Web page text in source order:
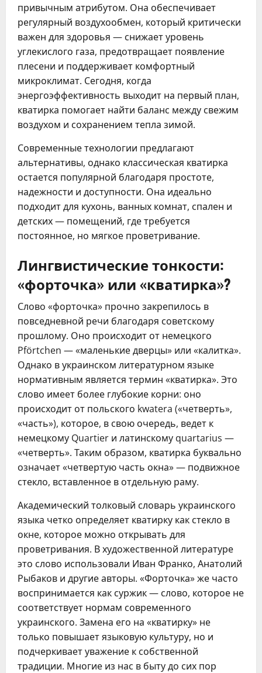
привычным атрибутом. Она обеспечивает
регулярный воздухообмен, который критически
важен для здоровья — снижает уровень
углекислого газа, предотвращает появление
плесени и поддерживает комфортный
микроклимат. Сегодня, когда
энергоэффективность выходит на первый план,
кватирка помогает найти баланс между свежим
воздухом и сохранением тепла зимой.
Современные технологии предлагают
альтернативы, однако классическая кватирка
остается популярной благодаря простоте,
надежности и доступности. Она идеально
подходит для кухонь, ванных комнат, спален и
детских — помещений, где требуется
постоянное, но мягкое проветривание.
Лингвистические тонкости:
«форточка» или «кватирка»?
Слово «форточка» прочно закрепилось в
повседневной речи благодаря советскому
прошлому. Оно происходит от немецкого
Pförtchen — «маленькие дверцы» или «калитка».
Однако в украинском литературном языке
нормативным является термин «кватирка». Это
слово имеет более глубокие корни: оно
происходит от польского kwatera («четверть»,
«часть»), которое, в свою очередь, ведет к
немецкому Quartier и латинскому quartarius —
«четверть». Таким образом, кватирка буквально
означает «четвертую часть окна» — подвижное
стекло, вставленное в отдельную раму.
Академический толковый словарь украинского
языка четко определяет кватирку как стекло в
окне, которое можно открывать для
проветривания. В художественной литературе
это слово использовали Иван Франко, Анатолий
Рыбаков и другие авторы. «Форточка» же часто
воспринимается как суржик — слово, которое не
соответствует нормам современного
украинского. Замена его на «кватирку» не
только повышает языковую культуру, но и
подчеркивает уважение к собственной
традиции. Многие из нас в быту до сих пор